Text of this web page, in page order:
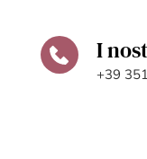
I
+39